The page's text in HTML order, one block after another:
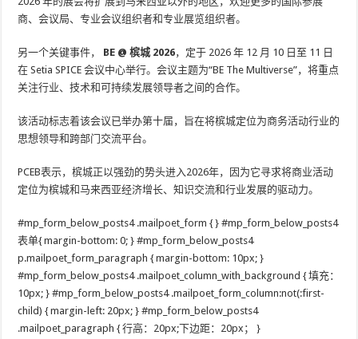
商、会议局、专业会议组织者和专业展览组织者。
另一个关键事件， BE @ 槟城 2026，定于 2026 年 12 月 10 日至 11 日
在 Setia SPICE 会议中心举行。会议主题为“BE The Multiverse”，将重点
关注行业、技术和可持续发展领导者之间的合作。
该活动标志着该会议已举办第十届，旨在将槟城定位为商务活动行业的
思想领导和跨部门交流平台。
PCEB表示，槟城正以强劲的势头进入2026年，因为它寻求将商业活动
定位为槟城和马来西亚经济增长、知识交流和行业发展的驱动力。
#mp_form_below_posts4 .mailpoet_form { } #mp_form_below_posts4
表单{ margin-bottom: 0; } #mp_form_below_posts4
p.mailpoet_form_paragraph { margin-bottom: 10px; }
#mp_form_below_posts4 .mailpoet_column_with_background { 填充：
10px; } #mp_form_below_posts4 .mailpoet_form_column:not(:first-
child) { margin-left: 20px; } #mp_form_below_posts4
.mailpoet_paragraph { 行高：20px;下边距：20px； }